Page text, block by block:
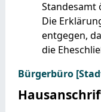
Standesamt
Die
entgegen,
die
Bürgerbüro